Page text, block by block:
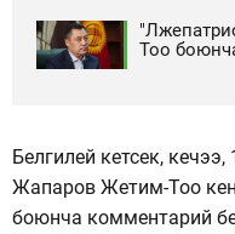
Тоо
Белгилей кетсек,
Жапаров Жетим-Тоо
боюнча комментарий